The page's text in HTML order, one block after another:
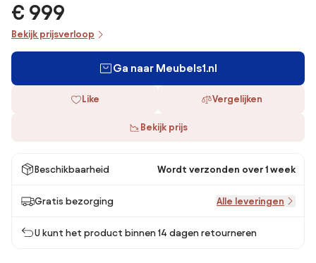
€ 999
Bekijk prijsverloop
Ga naar Meubels1.nl
Like Vergelijken
Bekijk prijs
Beschikbaarheid Wordt verzonden over 1 week
Gratis bezorging Alle leveringen
U kunt het product binnen 14 dagen retourneren